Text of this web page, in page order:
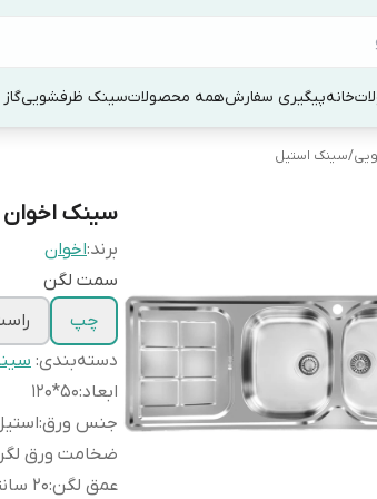
خانهپیگیری سفارشهمه محصولاتسینک ظرفشویی
/سینک استیل
سینک اخوان
برند:اخوان
سمت لگن
چپ
دسته‌بندی:
ابعاد:
50*120
جنس ورق:
ضخامت ورق
عمق لگن:20 سانتیمتر